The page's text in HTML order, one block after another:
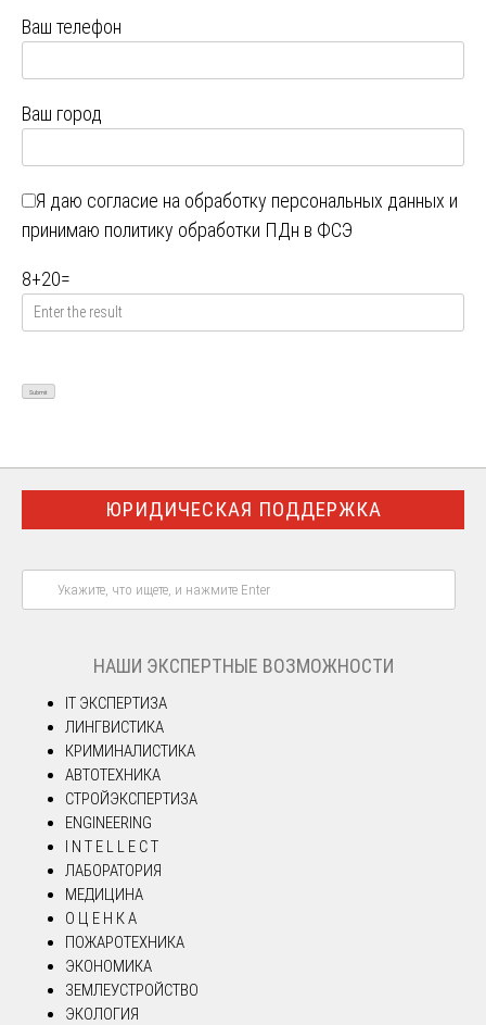
Ваш телефон
Ваш город
Я даю согласие на обработку персональных данных и
принимаю политику обработки ПДн в ФСЭ
8+20=
ЮРИДИЧЕСКАЯ ПОДДЕРЖКА
НАШИ ЭКСПЕРТНЫЕ ВОЗМОЖНОСТИ
IT ЭКСПЕРТИЗА
ЛИНГВИСТИКА
КРИМИНАЛИСТИКА
АВТОТЕХНИКА
СТРОЙЭКСПЕРТИЗА
ENGINEERING
I N T E L L E C T
ЛАБОРАТОРИЯ
МЕДИЦИНА
О Ц Е Н К А
ПОЖАРОТЕХНИКА
ЭКОНОМИКА
ЗЕМЛЕУСТРОЙСТВО
ЭКОЛОГИЯ